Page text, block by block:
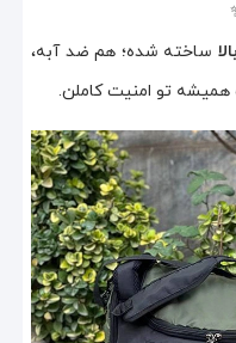
ساخته شده؛ هم ضد آبه،
تو امنیت کاملن.